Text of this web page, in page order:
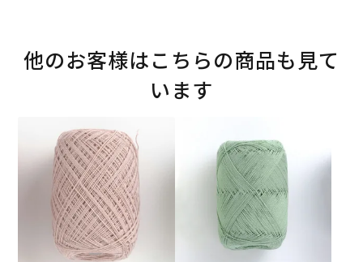
他のお客様はこちらの商品も見て
います